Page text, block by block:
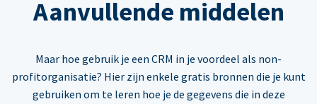
Aanvullende middelen
Maar hoe gebruik je een CRM in je voordeel als non-
profitorganisatie? Hier zijn enkele gratis bronnen die je kunt
gebruiken om te leren hoe je de gegevens die in deze